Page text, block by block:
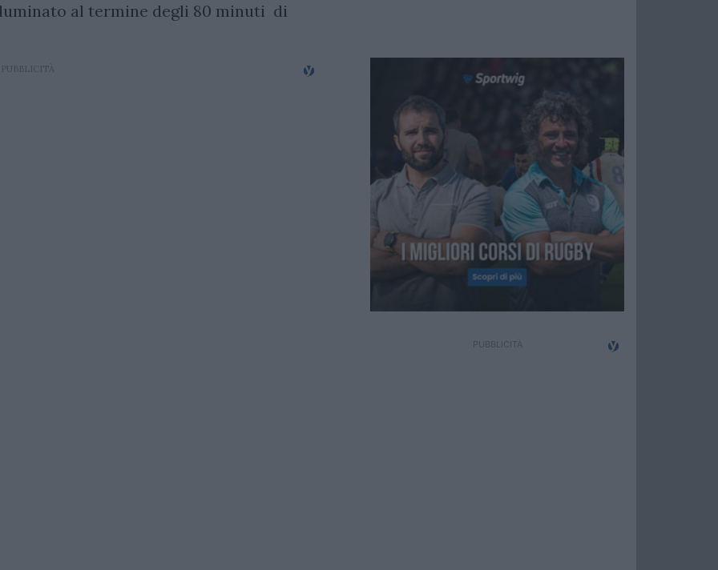
al termine degli 80 minuti di